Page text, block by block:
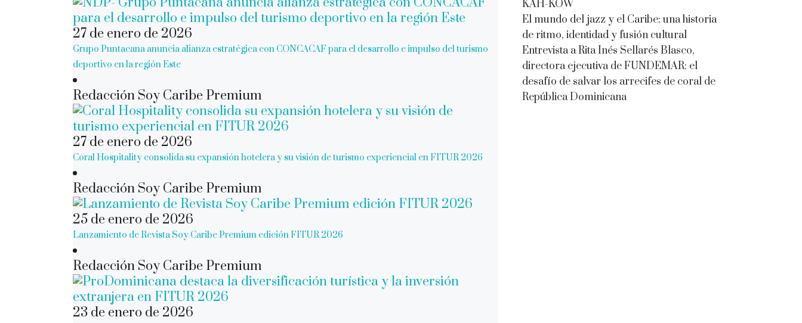
27 de enero de 2026
Grupo Puntacana anuncia alianza estratégica con CONCACAF para el desarrollo e impulso del turismo
deportivo en la región Este
Redacción Soy Caribe Premium
27 de enero de 2026
Coral Hospitality consolida su expansión hotelera y su visión de turismo experiencial en FITUR 2026
Redacción Soy Caribe Premium
25 de enero de 2026
Lanzamiento de Revista Soy Caribe Premium edición FITUR 2026
Redacción Soy Caribe Premium
23 de enero de 2026
KAH-KOW
El mundo del jazz y el Caribe: una historia
de ritmo, identidad y fusión cultural
Entrevista a Rita Inés Sellarés Blasco,
directora ejecutiva de FUNDEMAR: el
desafío de salvar los arrecifes de coral de
República Dominicana